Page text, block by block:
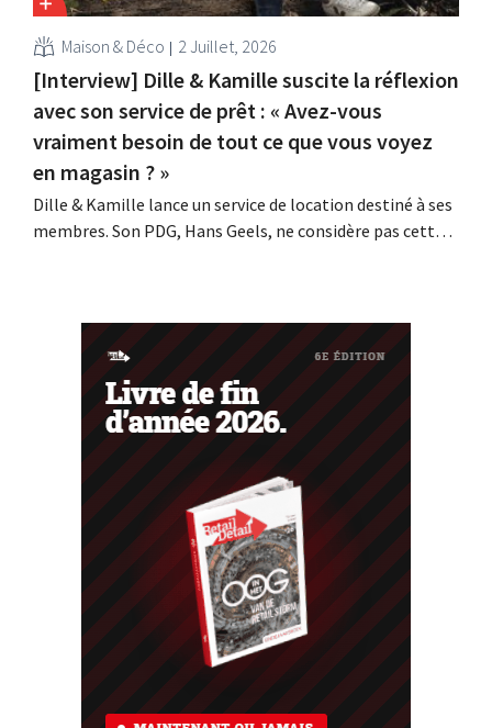
Maison & Déco 2 Juillet, 2026
[Interview] Dille & Kamille suscite la réflexion
avec son service de prêt : « Avez-vous
vraiment besoin de tout ce que vous voyez
en magasin ? »
Dille & Kamille lance un service de location destiné à ses
membres. Son PDG, Hans Geels, ne considère pas cette